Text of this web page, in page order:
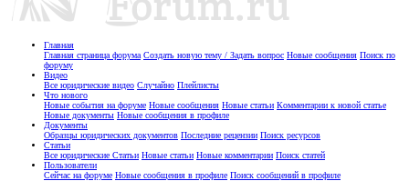
Главная
Главная страница форума Создать новую тему / Задать вопрос Новые сообщения Поиск по
форуму
Видео
Все юридические видео Случайно Плейлисты
Что нового
Новые события на форуме Новые сообщения Новые статьи Комментарии к новой статье
Новые документы Новые сообщения в профиле
Документы
Образцы юридических документов Последние рецензии Поиск ресурсов
Статьи
Все юридические Статьи Новые статьи Новые комментарии Поиск статей
Пользователи
Сейчас на форуме Новые сообщения в профиле Поиск сообщений в профиле